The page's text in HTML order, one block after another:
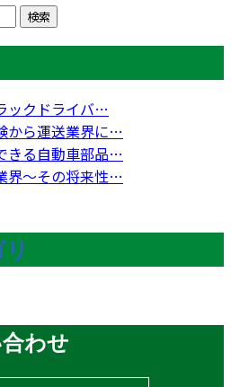
ックドライバ…
から運送業界に…
きる自動車部品…
界～その将来性…
わせ